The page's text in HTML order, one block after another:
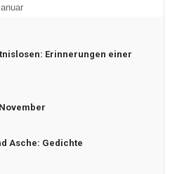
Erinnerungen einer
Asche: Gedichte